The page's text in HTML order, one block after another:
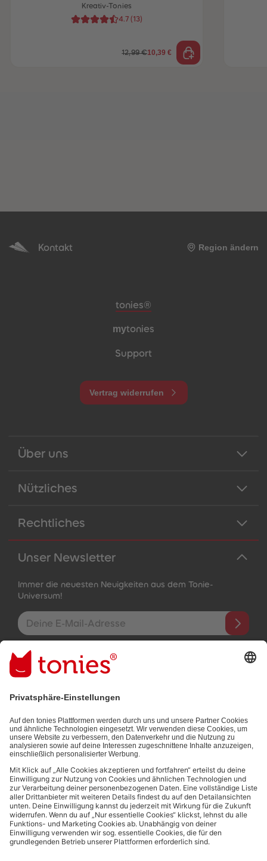
Kreativ-Tonies
4.7 (13)
12,99 €10,39 €
Kontakt Region ändern
Meta-Navigation Footer
tonies®
mytonies
Support
Vertrag widerrufen
Über uns
Nützliches
Rechtliches
Unser Newsletter
Immer die neuesten Neuigkeiten aus dem Tonie-
Universum!
E-Mail-Addresse
Mit dem Absenden abonnierst du unseren E-Mail-Newsletter, der
auf den von dir bereitgestellten Informationen (z.B. Account-
informationen) und den von dir zu Werbezwecken bereitgestellten
Datenschutzbestimmungen.
Bezahlmethoden:
Links zu sozialen Netzwerken